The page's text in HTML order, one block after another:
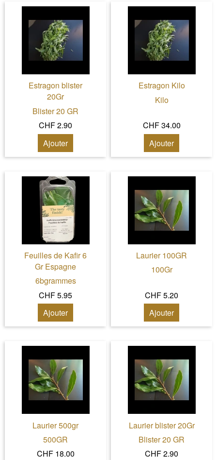
Estragon blister
20Gr
Blister 20 GR
CHF 2.90
Ajouter
Estragon Kilo
Kilo
CHF 34.00
Ajouter
Feuilles de Kafir 6
Gr Espagne
6bgrammes
CHF 5.95
Ajouter
Laurier 100GR
100Gr
CHF 5.20
Ajouter
Laurier 500gr
500GR
CHF 18.00
Laurier blister 20Gr
Blister 20 GR
CHF 2.90